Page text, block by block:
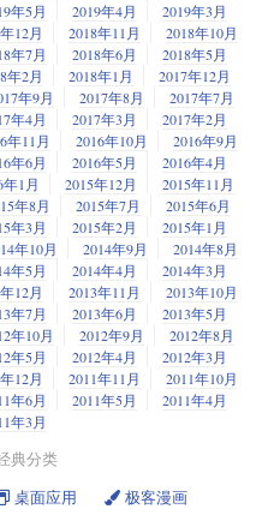
年5月 2019年4月
2019年3月
12月 2018年11月
2018年10月
年7月 2018年6月
2018年5月
年2月 2018年1月
2017年12月
年9月 2017年8月
2017年7月
年4月 2017年3月
2017年2月
年11月 2016年10月
2016年9月
年6月 2016年5月
2016年4月
年1月 2015年12月
2015年11月
年8月 2015年7月
2015年6月
年3月 2015年2月
2015年1月
年10月 2014年9月
2014年8月
年5月 2014年4月
2014年3月
12月 2013年11月
2013年10月
年7月 2013年6月
2013年5月
年10月 2012年9月
2012年8月
年5月 2012年4月
2012年3月
12月 2011年11月
2011年10月
年6月 2011年5月
2011年4月
年3月
典分类
桌面应用 极客漫画